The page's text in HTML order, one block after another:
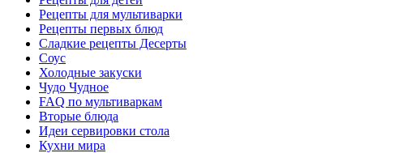
Рецепты для мультиварки
Рецепты первых блюд
Сладкие рецепты Десерты
Соус
Холодные закуски
Чудо Чудное
FAQ по мультиваркам
Вторые блюда
Идеи сервировки стола
Кухни мира